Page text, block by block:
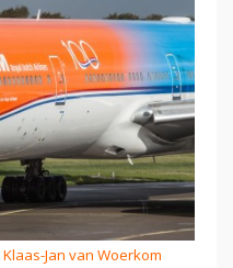
Klaas-Jan van Woerkom